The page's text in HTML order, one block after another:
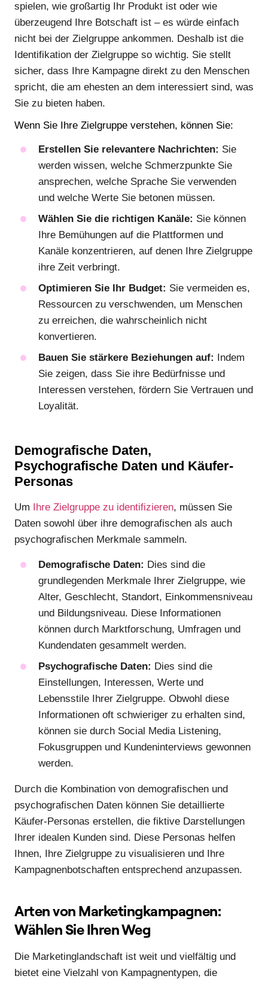
spielen, wie großartig Ihr Produkt ist oder wie
überzeugend Ihre Botschaft ist – es würde einfach
nicht bei der Zielgruppe ankommen. Deshalb ist die
Identifikation der Zielgruppe so wichtig. Sie stellt
sicher, dass Ihre Kampagne direkt zu den Menschen
spricht, die am ehesten an dem interessiert sind, was
Sie zu bieten haben.
Wenn Sie Ihre Zielgruppe verstehen, können Sie:
Erstellen Sie relevantere Nachrichten: Sie
werden wissen, welche Schmerzpunkte Sie
ansprechen, welche Sprache Sie verwenden
und welche Werte Sie betonen müssen.
Wählen Sie die richtigen Kanäle: Sie können
Ihre Bemühungen auf die Plattformen und
Kanäle konzentrieren, auf denen Ihre Zielgruppe
ihre Zeit verbringt.
Optimieren Sie Ihr Budget: Sie vermeiden es,
Ressourcen zu verschwenden, um Menschen
zu erreichen, die wahrscheinlich nicht
konvertieren.
Bauen Sie stärkere Beziehungen auf:
Indem
Sie zeigen, dass Sie ihre Bedürfnisse und
Interessen verstehen, fördern Sie Vertrauen und
Loyalität.
Demografische Daten,
Psychografische Daten und Käufer-
Personas
Um Ihre Zielgruppe zu identifizieren, müssen Sie
Daten sowohl über ihre demografischen als auch
psychografischen Merkmale sammeln.
Demografische Daten: Dies sind die
grundlegenden Merkmale Ihrer Zielgruppe, wie
Alter, Geschlecht, Standort, Einkommensniveau
und Bildungsniveau. Diese Informationen
können durch Marktforschung, Umfragen und
Kundendaten gesammelt werden.
Psychografische Daten: Dies sind die
Einstellungen, Interessen, Werte und
Lebensstile Ihrer Zielgruppe. Obwohl diese
Informationen oft schwieriger zu erhalten sind,
können sie durch Social Media Listening,
Fokusgruppen und Kundeninterviews gewonnen
werden.
Durch die Kombination von demografischen und
psychografischen Daten können Sie detaillierte
Käufer-Personas erstellen, die fiktive Darstellungen
Ihrer idealen Kunden sind. Diese Personas helfen
Ihnen, Ihre Zielgruppe zu visualisieren und Ihre
Kampagnenbotschaften entsprechend anzupassen.
Arten von Marketingkampagnen:
Wählen Sie Ihren Weg
Die Marketinglandschaft ist weit und vielfältig und
bietet eine Vielzahl von Kampagnentypen, die